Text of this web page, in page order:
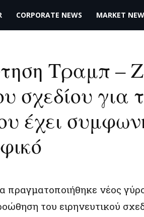
CORPORATE NEWS MARKET
Τραμπ –
σχεδίου για
έχει
πραγματοποιήθηκε νέος
του ειρηνευτικού